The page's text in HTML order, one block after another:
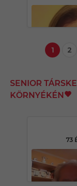
1 2
SENIOR
KÖRNYÉKÉN
73